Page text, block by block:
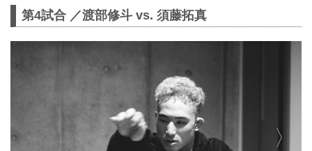
第4試合 ／渡部修斗 vs. 須藤拓真